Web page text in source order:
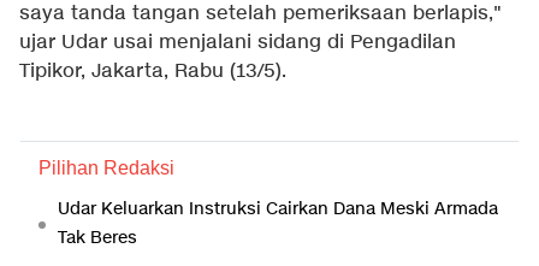
saya tanda tangan setelah pemeriksaan berlapis,"
ujar Udar usai menjalani sidang di Pengadilan
Tipikor, Jakarta, Rabu (13/5).
Pilihan Redaksi
Udar Keluarkan Instruksi Cairkan Dana Meski Armada
Tak Beres